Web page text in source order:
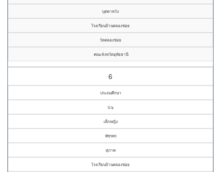
บุดดาหวัง
โรงเรียนบ้านคลองข่อย
วัดคลองข่อย
คณะจังหวัดอุทัยธานี
6
ประถมศึกษา
ป.๖
เด็กหญิง
พัชรพร
สุภาพ
โรงเรียนบ้านคลองข่อย